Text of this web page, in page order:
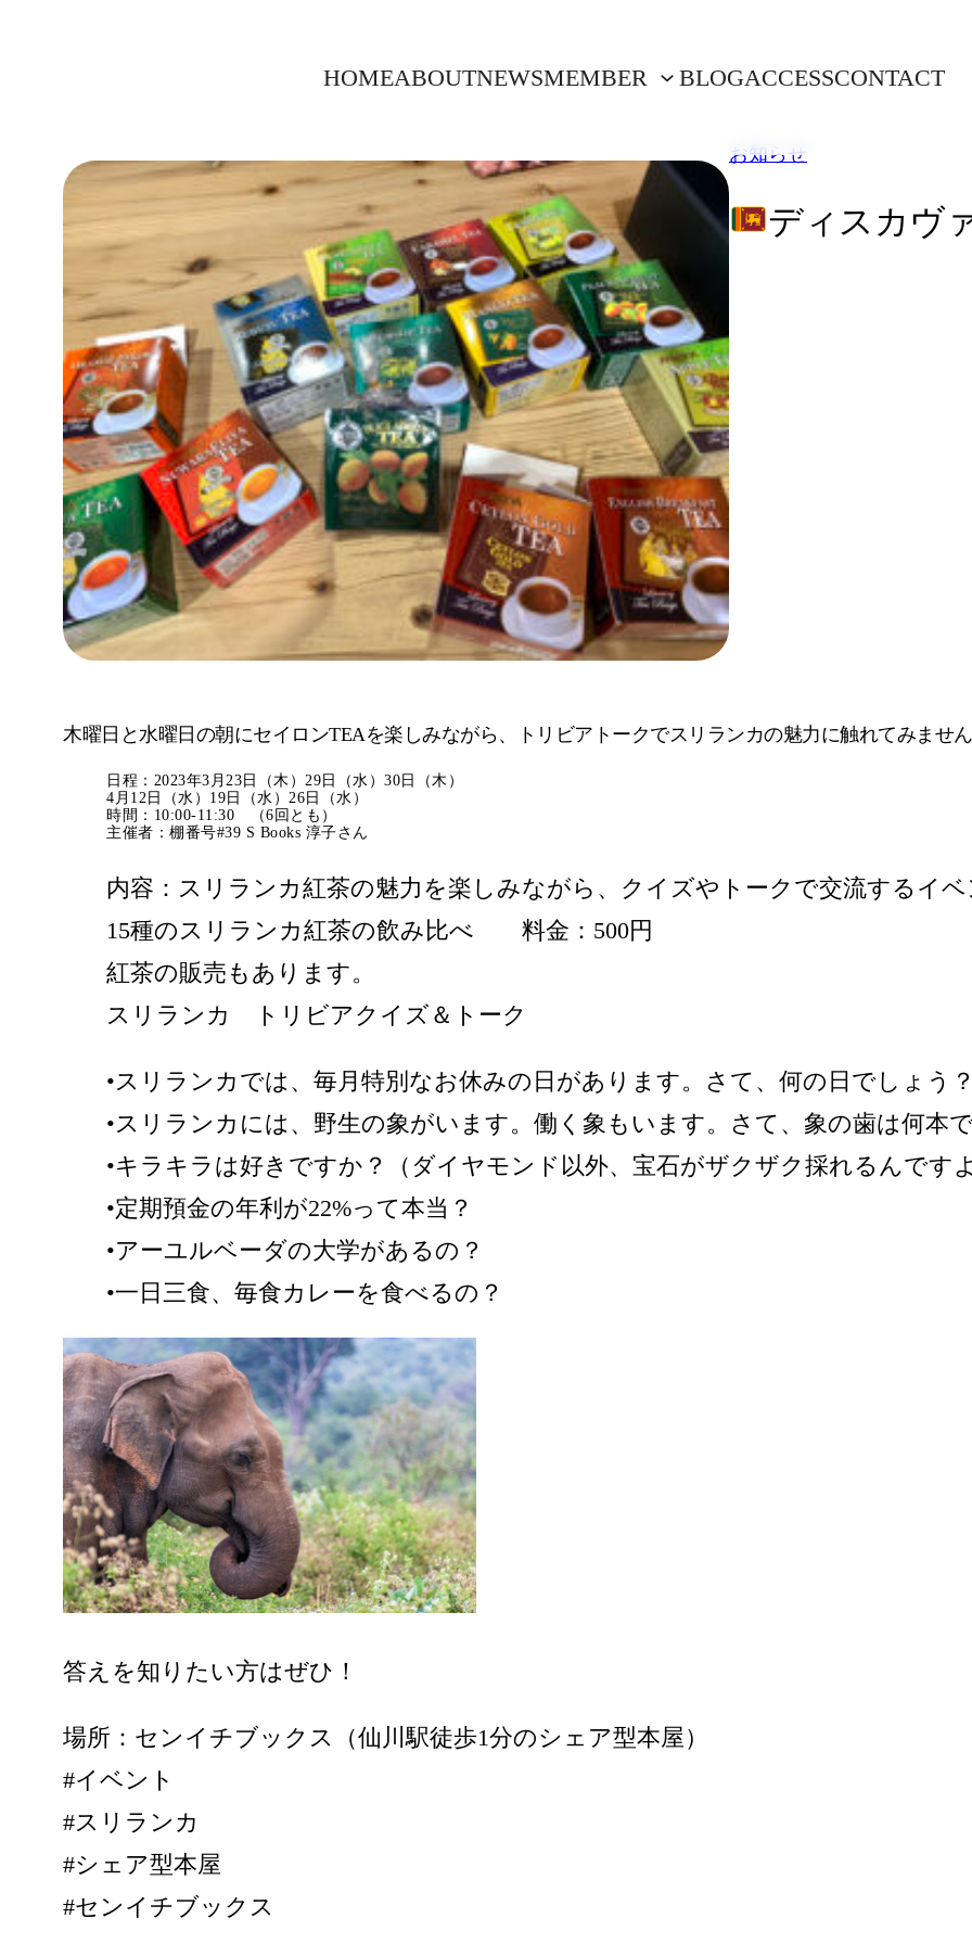
HOMEABOUTNEWSMEMBER BLOGACCESSCONTACT
お知らせ
ディスカヴ
木曜日と水曜日の朝にセイロンTEAを楽しみながら、トリビアトークでスリランカの魅力に触れてみませ
日程：2023年3月23日（木）29日（水）30日（木）
4月12日（水）19日（水）26日（水）
時間：10:00-11:30 （6回とも）
主催者：棚番号#39 S Books 淳子さん
内容：スリランカ紅茶の魅力を楽しみながら、クイズやトークで交流するイベ
15種のスリランカ紅茶の飲み比べ 料金：500円
紅茶の販売もあります。
スリランカ トリビアクイズ＆トーク
•スリランカでは、毎月特別なお休みの日があります。さて、何の日でしょう？
•スリランカには、野生の象がいます。働く象もいます。さて、象の歯は何本
•キラキラは好きですか？（ダイヤモンド以外、宝石がザクザク採れるんです
•定期預金の年利が22%って本当？
•アーユルベーダの大学があるの？
•一日三食、毎食カレーを食べるの？
答えを知りたい方はぜひ！
場所：センイチブックス（仙川駅徒歩1分のシェア型本屋）
#イベント
#スリランカ
#シェア型本屋
#センイチブックス